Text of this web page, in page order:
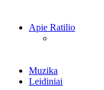
Apie Ratilio
Muzika
Leidiniai